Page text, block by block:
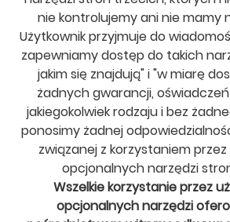
nie kontrolujemy ani nie mamy
Użytkownik przyjmuje do
zapewniamy dostęp do takich
jakim się znajdują" i "w miarę
żadnych gwarancji,
jakiegokolwiek rodzaju i bez
ponosimy żadnej
związanej z korzystaniem
opcjonalnych narzędzi
Wszelkie korzystanie przez
opcjonalnych narzędzi